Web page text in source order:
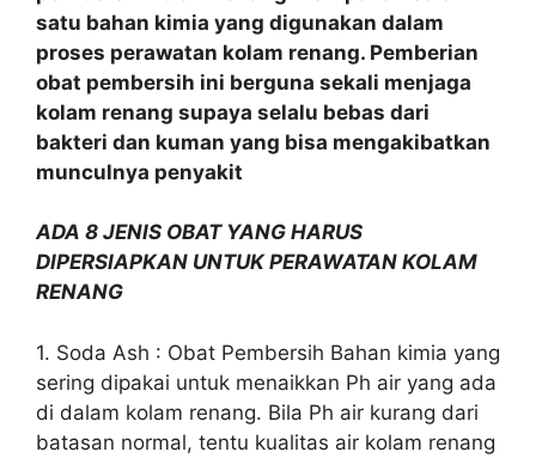
satu bahan kimia yang digunakan dalam
proses perawatan kolam renang. Pemberian
obat pembersih ini berguna sekali menjaga
kolam renang supaya selalu bebas dari
bakteri dan kuman yang bisa mengakibatkan
munculnya penyakit
ADA 8 JENIS OBAT YANG HARUS
DIPERSIAPKAN UNTUK PERAWATAN KOLAM
RENANG
1. Soda Ash : Obat Pembersih Bahan kimia yang
sering dipakai untuk menaikkan Ph air yang ada
di dalam kolam renang. Bila Ph air kurang dari
batasan normal, tentu kualitas air kolam renang